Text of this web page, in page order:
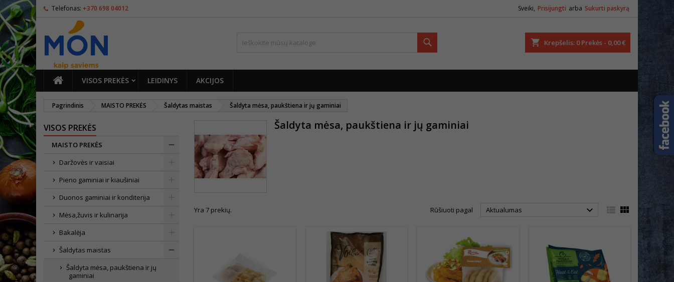
Telefonas: +370 698 04012 Sveiki, Prisijungti arba Sukurti paskyrą
Krepšelis 0 Prekės - 0,00 €
PAGRINDINIS
VISOS PREKĖS LEIDINYS AKCIJOS
Pagrindinis MAISTO PREKĖS Šaldytas maistas Šaldyta mėsa, paukštiena ir jų gaminiai
VISOS PREKĖS
MAISTO PREKĖS
Daržovės ir vaisiai
Pieno gaminiai ir kiaušiniai
Duonos gaminiai ir konditerija
Mėsa,žuvis ir kulinarija
Bakalėja
Šaldytas maistas
Šaldyta mėsa, paukštiena ir jų
gaminiai
Šaldyta mėsa, paukštiena ir jų gaminiai
Yra 7 prekių. Rūšiuoti pagal Aktualumas  